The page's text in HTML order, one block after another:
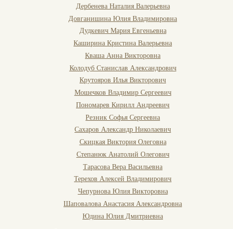
Дербенева Наталия Валерьевна
Довганишина Юлия Владимировна
Дудкевич Мария Евгеньевна
Каширина Кристина Валерьевна
Кваша Анна Викторовна
Колодуб Станислав Александрович
Крутояров Илья Викторович
Мошечков Владимир Сергеевич
Пономарев Кирилл Андреевич
Резник Софья Сергеевна
Сахаров Александр Николаевич
Скицкая Виктория Олеговна
Степанюк Анатолий Олегович
Тарасова Вера Васильевна
Терехов Алексей Владимирович
Чепурнова Юлия Викторовна
Шаповалова Анастасия Александровна
Юдина Юлия Дмитриевна